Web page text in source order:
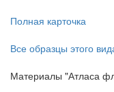
Полная карточка
Все образцы этого
Материалы "Атласа